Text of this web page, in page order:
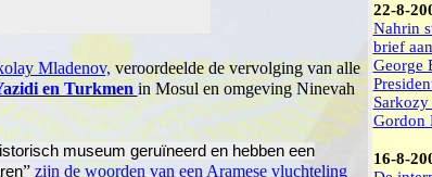
Mladenov, veroordeelde de vervolging van alle
en Turkmenin Mosul en omgeving Ninevah
museum geruïneerd en hebben een
” zijn de woorden van een Aramese vluchteling
22-8-
Nahrin
brief
George
Gordon
16-8-